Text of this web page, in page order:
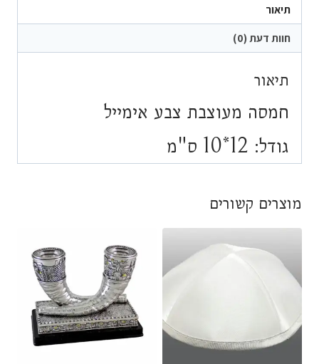
אימייל
תיאור
חוות דעת (0)
תיאור
חמסה מעוצבת צבע אימייל
גודל: 12*10 ס"מ
מוצרים קשורים